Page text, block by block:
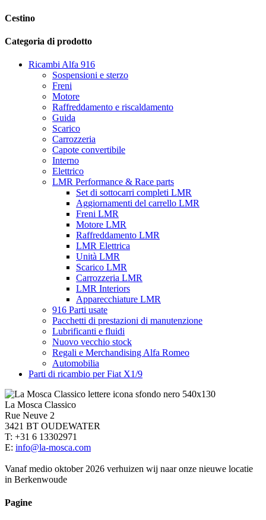
Cestino
Categoria di prodotto
Ricambi Alfa 916
Sospensioni e sterzo
Freni
Motore
Raffreddamento e riscaldamento
Guida
Scarico
Carrozzeria
Capote convertibile
Interno
Elettrico
LMR Performance & Race parts
Set di sottocarri completi LMR
Aggiornamenti del carrello LMR
Freni LMR
Motore LMR
Raffreddamento LMR
LMR Elettrica
Unità LMR
Scarico LMR
Carrozzeria LMR
LMR Interiors
Apparecchiature LMR
916 Parti usate
Pacchetti di prestazioni di manutenzione
Lubrificanti e fluidi
Nuovo vecchio stock
Regali e Merchandising Alfa Romeo
Automobilia
Parti di ricambio per Fiat X1/9
La Mosca Classico
Rue Neuve 2
3421 BT OUDEWATER
T: +31 6 13302971
E: info@la-mosca.com
Vanaf medio oktober 2026 verhuizen wij naar onze nieuwe locatie
in Berkenwoude
Pagine